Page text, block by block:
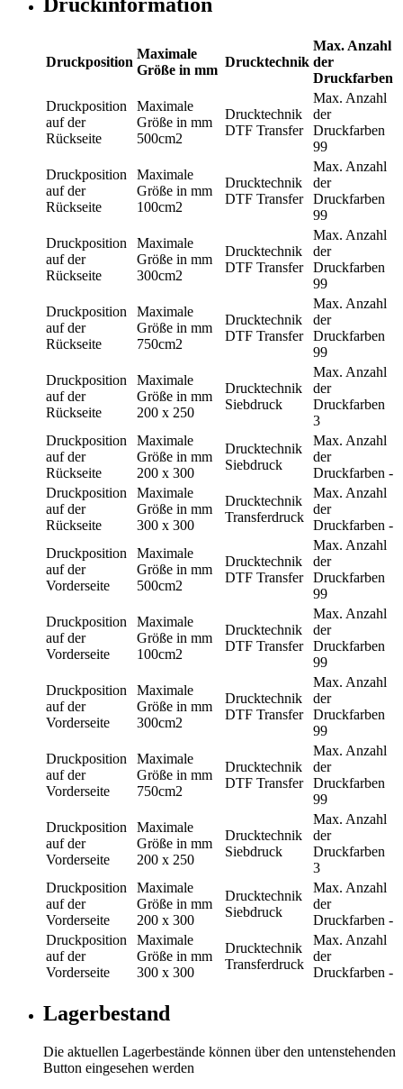
Druckposition
Maximale
Größe in mm
Drucktechnik
Max. Anzahl
der
Druckfarben
Druckposition
auf der
Rückseite
Maximale
Größe in mm
500cm2
Drucktechnik
DTF Transfer
Max. Anzahl
der
Druckfarben
99
Druckposition
auf der
Rückseite
Maximale
Größe in mm
100cm2
Drucktechnik
DTF Transfer
Max. Anzahl
der
Druckfarben
99
Druckposition
auf der
Rückseite
Maximale
Größe in mm
300cm2
Drucktechnik
DTF Transfer
Max. Anzahl
der
Druckfarben
99
Druckposition
auf der
Rückseite
Maximale
Größe in mm
750cm2
Drucktechnik
DTF Transfer
Max. Anzahl
der
Druckfarben
99
Druckposition
auf der
Rückseite
Maximale
Größe in mm
200 x 250
Drucktechnik
Siebdruck
Max. Anzahl
der
Druckfarben
3
Druckposition
auf der
Rückseite
Maximale
Größe in mm
200 x 300
Drucktechnik
Siebdruck
Max. Anzahl
der
Druckfarben -
Druckposition
auf der
Rückseite
Maximale
Größe in mm
300 x 300
Drucktechnik
Transferdruck
Max. Anzahl
der
Druckfarben -
Druckposition
auf der
Vorderseite
Maximale
Größe in mm
500cm2
Drucktechnik
DTF Transfer
Max. Anzahl
der
Druckfarben
99
Druckposition
auf der
Vorderseite
Maximale
Größe in mm
100cm2
Drucktechnik
DTF Transfer
Max. Anzahl
der
Druckfarben
99
Druckposition
auf der
Vorderseite
Maximale
Größe in mm
300cm2
Drucktechnik
DTF Transfer
Max. Anzahl
der
Druckfarben
99
Druckposition
auf der
Vorderseite
Maximale
Größe in mm
750cm2
Drucktechnik
DTF Transfer
Max. Anzahl
der
Druckfarben
99
Druckposition
auf der
Vorderseite
Maximale
Größe in mm
200 x 250
Drucktechnik
Siebdruck
Max. Anzahl
der
Druckfarben
3
Druckposition
auf der
Vorderseite
Maximale
Größe in mm
200 x 300
Drucktechnik
Siebdruck
Max. Anzahl
der
Druckfarben -
Druckposition
auf der
Vorderseite
Maximale
Größe in mm
300 x 300
Drucktechnik
Transferdruck
Max. Anzahl
der
Druckfarben -
Lagerbestand
Die aktuellen Lagerbestände können über den untenstehenden
Button eingesehen werden